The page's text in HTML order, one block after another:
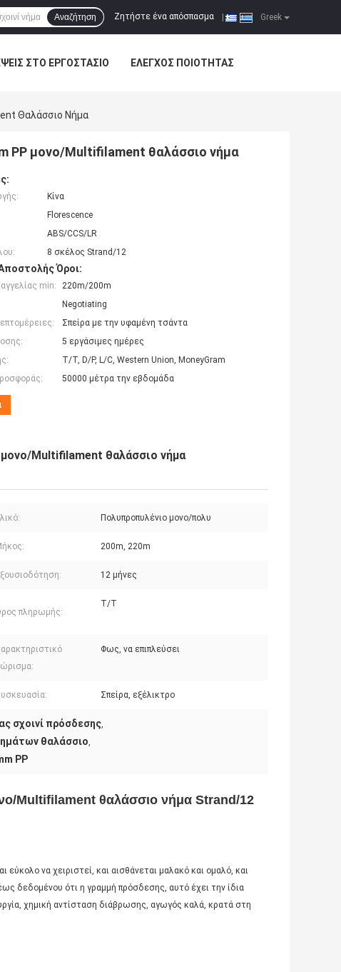
Greek
Ζητήστε ένα απόσπασμα
Αναζήτηση
ΣΤΟ ΕΡΓΟΣΤΆΣΙΟ ΈΛΕΓΧΟΣ ΠΟΙΌΤΗΤΑΣ
Θαλάσσιο Νήμα
PP μονο/Multifilament θαλάσσιο νήμα
Κίνα
Florescence
ABS/CCS/LR
8 σκέλος Strand/12
Όροι:
min:
220m/200m
Negotiating
Σπείρα με την υφαμένη τσάντα
5 εργάσιμες ημέρες
T/T, D/P, L/C, Western Union, MoneyGram
50000 μέτρα την εβδομάδα
μονο/Multifilament θαλάσσιο νήμα
Πολυπροπυλένιο μονο/πολυ
200m, 220m
12 μήνες
πληρωμής:
T/T
Φως, να επιπλεύσει
Σπείρα, εξέλικτρο
σχοινί πρόσδεσης,
θαλάσσιο,
PP
Multifilament θαλάσσιο νήμα Strand/12
εύκολο να χειριστεί, και αισθάνεται μαλακό και ομαλό, και
δεδομένου ότι η γραμμή πρόσδεσης, αυτό έχει την ίδια
χημική αντίσταση διάβρωσης, αγωγός καλά, κρατά στη